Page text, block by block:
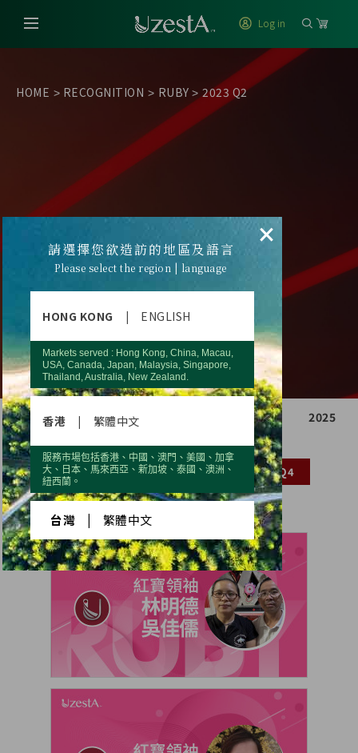
Log in
HOME > RECOGNITION > RUBY > 2023 Q2
2021 2022 2024 2025
Q4
Q3
Q2
Q1
×
請選擇您欲造訪的地區及語言
Please select the region | language
HONG KONG | ENGLISH
Markets served : Hong Kong, China, Macau,
USA, Canada, Japan, Malaysia, Singapore,
Thailand, Australia, New Zealand.
香港 | 繁體中文
服務市場包括香港、中國、澳門、美國、加拿
大、日本、馬來西亞、新加坡、泰國、澳洲、
紐西蘭。
台灣 繁體中文